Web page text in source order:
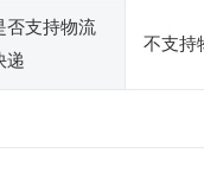
否支持物流
递
不支持